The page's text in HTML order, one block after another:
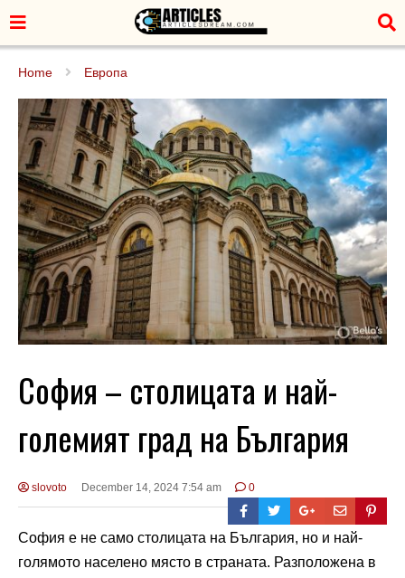
Home Европа
София – столицата и най-
големият град на България
slovoto December 14, 2024 7:54 am 0
София е не само столицата на България, но и най-
голямото населено място в страната. Разположена в